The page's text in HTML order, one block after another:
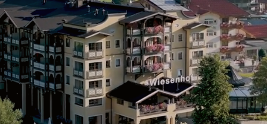
ENTLICH DA ENTDECKEN
ENTSPANNEN DIE ENTNER